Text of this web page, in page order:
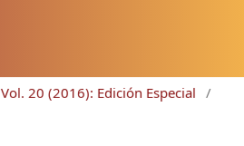
Vol. 20 (2016): Edición Especial
/